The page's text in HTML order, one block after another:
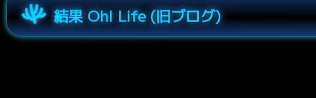
結果 Oh! Life (旧ブログ)